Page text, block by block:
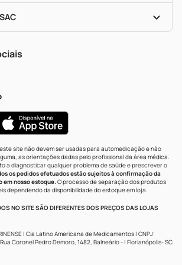
19
1687
site não devem ser usadas para automedicação e não
as orientações dadas pelo profissional da área médica.
a diagnosticar qualquer problema de saúde e prescrever o
os pedidos efetuados estão sujeitos à confirmação da
em nosso estoque.O processo de separação dos produtos
dependendo da disponibilidade do estoque em loja.
NO SITE SÃO DIFERENTES DOS PREÇOS DAS LOJAS
| Cia Latino Americana de Medicamentos | CNPJ:
Coronel Pedro Demoro, 1482, Balneário - | Florianópolis- SC